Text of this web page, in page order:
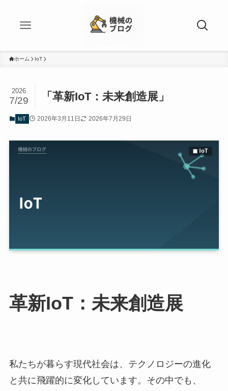
ホーム IoT
「革新IoT：未来創造展」
2026
7/29
IoT 2026年3月11日 2026年7月29日
革新IoT：未来創造展
私たちが暮らす現代社会は、テクノロジーの進化
と共に飛躍的に変化しています。その中でも、